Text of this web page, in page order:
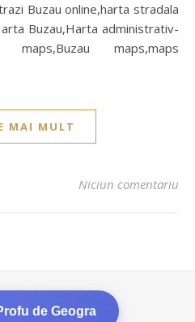
Buzau online,harta stradala
Buzau,Harta administrativ-
maps,Buzau maps,maps
MAI MULT
Niciun comentariu
de Geogra